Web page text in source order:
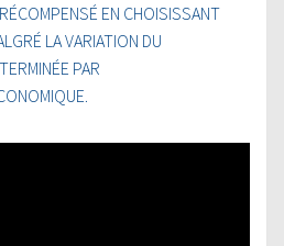
EN CHOISISSANT
LA VARIATION DU
PAR